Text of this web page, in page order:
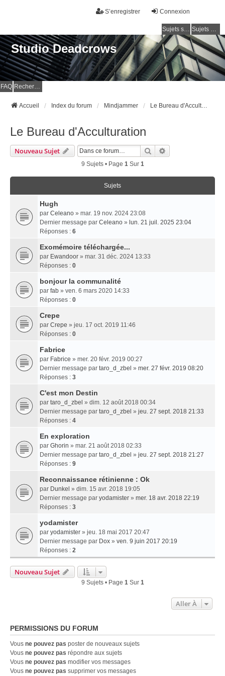
Connexion
S’enregistrer
Sujets sans réponse Sujets actifs
Studio Deadcrows
FAQ Rechercher
Accueil Index du forum Mindjammer Le Bureau d'Acculturation
Le Bureau d'Acculturation
Nouveau Sujet Rechercher
9 Sujets • Page 1Sur 1
Sujets
Hugh
par Celeano » mar. 19 nov. 2024 23:08
Dernier message par Celeano » lun. 21 juil. 2025 23:04
Réponses : 6
Exomémoire téléchargée...
par Ewandoor » mar. 31 déc. 2024 13:33
Réponses : 0
bonjour la communalité
par fab » ven. 6 mars 2020 14:33
Réponses : 0
Crepe
par Crepe » jeu. 17 oct. 2019 11:46
Réponses : 0
Fabrice
par Fabrice » mer. 20 févr. 2019 00:27
Dernier message par taro_d_zbel » mer. 27 févr. 2019 08:20
Réponses : 3
C'est mon Destin
par taro_d_zbel » dim. 12 août 2018 00:34
Dernier message par taro_d_zbel » jeu. 27 sept. 2018 21:33
Réponses : 4
En exploration
par Ghorin » mar. 21 août 2018 02:33
Dernier message par taro_d_zbel » jeu. 27 sept. 2018 21:27
Réponses : 9
Reconnaissance rétinienne : Ok
par Dunkel » dim. 15 avr. 2018 19:05
Dernier message par yodamister » mer. 18 avr. 2018 22:19
Réponses : 3
yodamister
par yodamister » jeu. 18 mai 2017 20:47
Dernier message par Dox » ven. 9 juin 2017 20:19
Réponses : 2
Nouveau Sujet
9 Sujets • Page 1Sur 1
Aller À
PERMISSIONS DU FORUM
Vous ne pouvez pas poster de nouveaux sujets
Vous ne pouvez pas répondre aux sujets
Vous ne pouvez pas modifier vos messages
Vous ne pouvez pas supprimer vos messages